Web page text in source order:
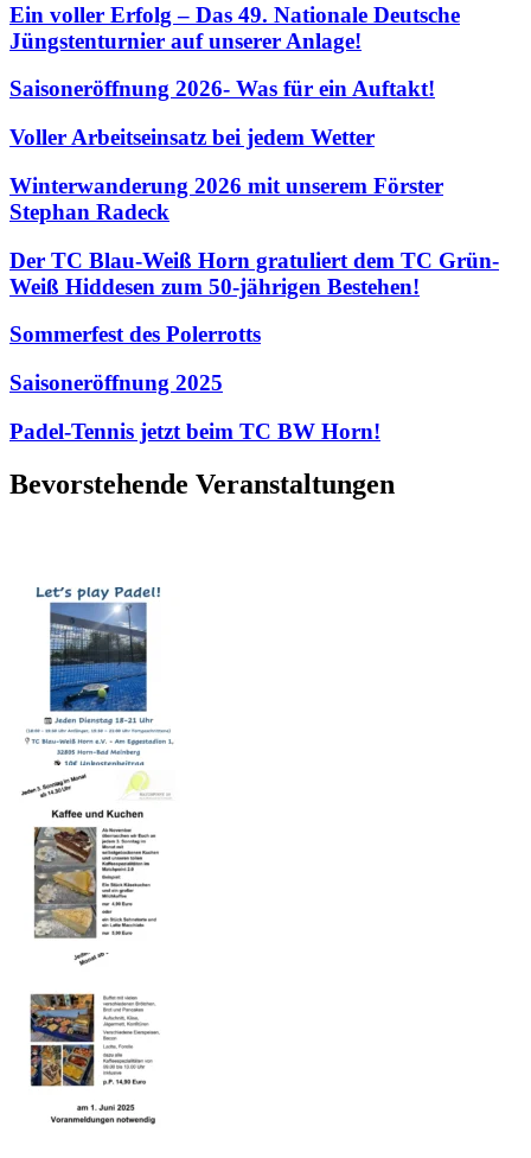
Ein voller Erfolg – Das 49. Nationale Deutsche
Jüngstenturnier auf unserer Anlage!
Saisoneröffnung 2026- Was für ein Auftakt!
Voller Arbeitseinsatz bei jedem Wetter
Winterwanderung 2026 mit unserem Förster
Stephan Radeck
Der TC Blau-Weiß Horn gratuliert dem TC Grün-
Weiß Hiddesen zum 50-jährigen Bestehen!
Sommerfest des Polerrotts
Saisoneröffnung 2025
Padel-Tennis jetzt beim TC BW Horn!
Bevorstehende Veranstaltungen